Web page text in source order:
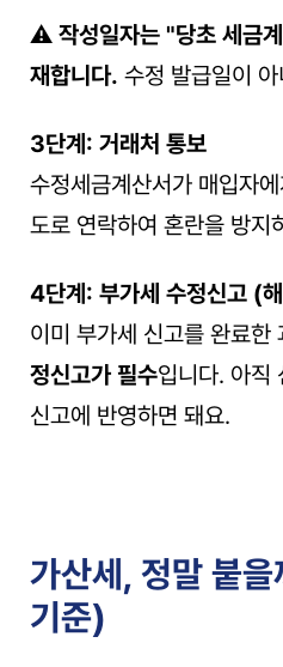
⚠️ 작성일자는 "당초 세금
재합니다. 수정 발급일이
3단계: 거래처 통보
수정세금계산서가 매입자
도로 연락하여 혼란을 방지
4단계: 부가세 수정신고 (
이미 부가세 신고를 완료한
정신고가 필수입니다. 아직
신고에 반영하면 돼요.
가산세, 정말 붙
기준)